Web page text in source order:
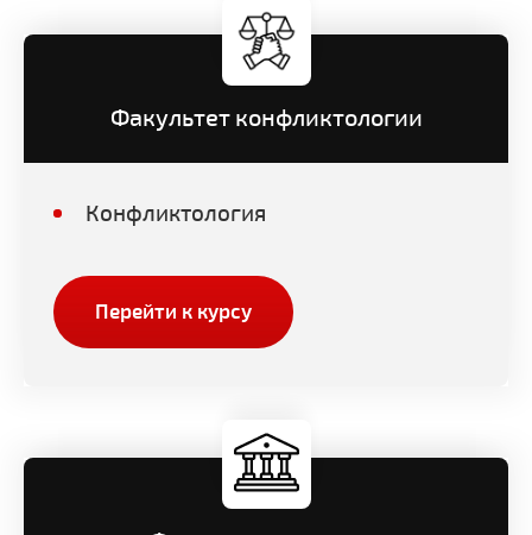
Факультет конфликтологии
Конфликтология
Перейти к курсу